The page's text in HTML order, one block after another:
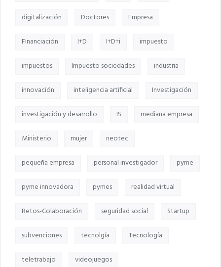
digitalización Doctores Empresa
Financiación I+D I+D+i impuesto
impuestos Impuesto sociedades industria
innovación inteligencia artificial Investigación
investigación y desarrollo IS mediana empresa
Ministerio mujer neotec
pequeña empresa personal investigador pyme
pyme innovadora pymes realidad virtual
Retos-Colaboración seguridad social Startup
subvenciones tecnolgía Tecnología
teletrabajo videojuegos